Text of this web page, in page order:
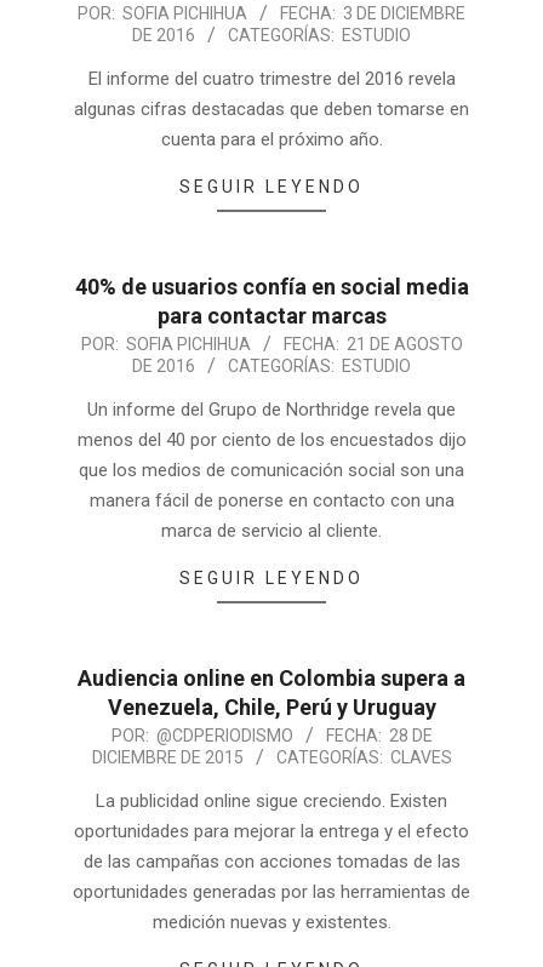
POR: SOFIA PICHIHUA FECHA: 3 DE DICIEMBRE
DE 2016
CATEGORÍAS: ESTUDIO
El informe del cuatro trimestre del 2016 revela
algunas cifras destacadas que deben tomarse en
cuenta para el próximo año.
SEGUIR LEYENDO
40% de usuarios confía en social media
para contactar marcas
POR: SOFIA PICHIHUA FECHA: 21 DE AGOSTO
DE 2016
CATEGORÍAS: ESTUDIO
Un informe del Grupo de Northridge revela que
menos del 40 por ciento de los encuestados dijo
que los medios de comunicación social son una
manera fácil de ponerse en contacto con una
marca de servicio al cliente.
SEGUIR LEYENDO
Audiencia online en Colombia supera a
Venezuela, Chile, Perú y Uruguay
POR: @CDPERIODISMO FECHA: 28 DE
DICIEMBRE DE 2015
CATEGORÍAS: CLAVES
La publicidad online sigue creciendo. Existen
oportunidades para mejorar la entrega y el efecto
de las campañas con acciones tomadas de las
oportunidades generadas por las herramientas de
medición nuevas y existentes.